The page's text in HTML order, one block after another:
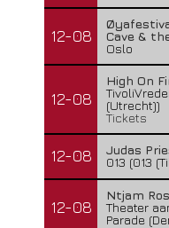
12-08
Cave &
Oslo
12-08
High On
(Utrecht))
Tickets
12-08
Judas
013 (013
12-08
Ntjam
Theater
Parade